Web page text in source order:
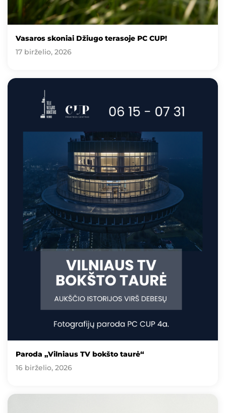
Vasaros skoniai Džiugo terasoje PC CUP!
17 birželio, 2026
Paroda „Vilniaus TV bokšto taurė“
16 birželio, 2026